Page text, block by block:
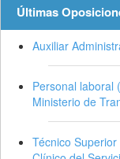
Últimas
Auxiliar
Personal laboral
Ministerio de
Técnico